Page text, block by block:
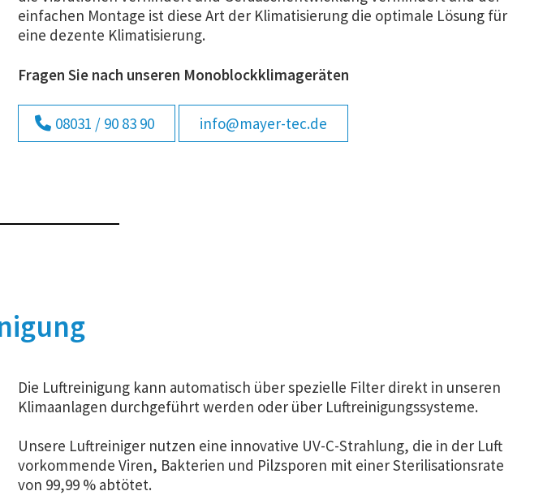
einfachen Montage ist diese Art der Klimatisierung die optimale Lösung für
eine dezente Klimatisierung.
Fragen Sie nach unseren Monoblockklimageräten
08031 / 90 83 90 info@mayer-tec.de
Die Luftreinigung kann automatisch über spezielle Filter direkt in unseren
Klimaanlagen durchgeführt werden oder über Luftreinigungssysteme.
Unsere Luftreiniger nutzen eine innovative UV-C-Strahlung, die in der Luft
vorkommende Viren, Bakterien und Pilzsporen mit einer Sterilisationsrate
von 99,99 % abtötet.